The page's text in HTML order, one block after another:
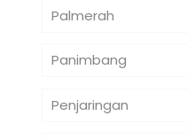
Palmerah
Panimbang
Penjaringan